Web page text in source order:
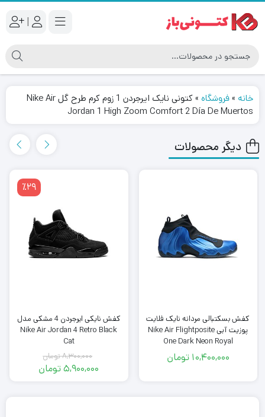
|
خانه »فروشگاه »
کتونی نایک ایرجردن 1 زوم کرم طرح گل Nike Air
Jordan 1 High Zoom Comfort 2 Día De Muertos
دیگر محصولات
کفش بسکتبالی مردانه نایک فلایت
پوزیت آبی Nike Air Flightposite
One Dark Neon Royal
10,400,000 تومان
٪29
کفش نایکی ایرجردن 4 مشکی مدل
Nike Air Jordan 4 Retro Black
Cat
8,300,000تومان
قیمت5,900,000تومان